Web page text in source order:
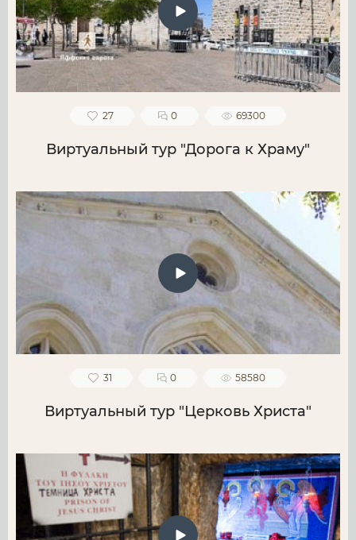
27 0 69300
Виртуальный тур "Дорога к Храму"
31 0 58580
Виртуальный тур "Церковь Христа"